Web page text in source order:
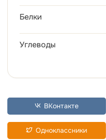
Белки
Углеводы
ВКонтакте
Одноклассники